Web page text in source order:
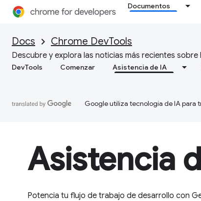
Documentos
Docs Chrome DevTools
Descubre y explora las noticias más recientes
DevTools Comenzar Asistencia de IA
Google utiliza tecnología de IA para
Asistencia
Potencia tu flujo de trabajo de desarrollo con